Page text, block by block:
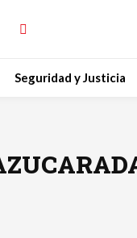
Seguridad y Justicia